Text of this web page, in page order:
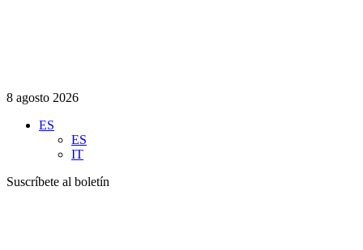
8 agosto 2026
ES
ES
IT
Suscríbete al boletín